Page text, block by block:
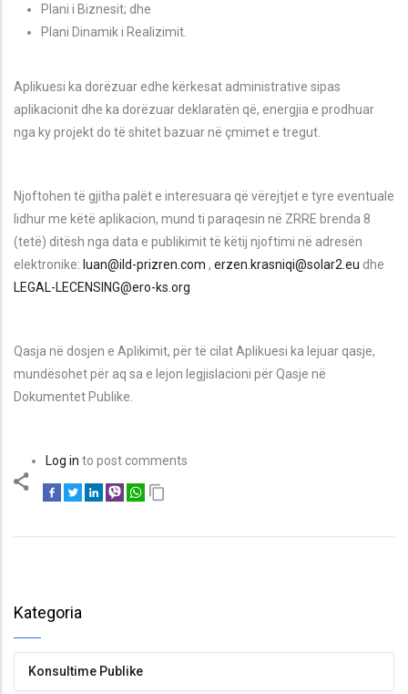
Plani i Biznesit; dhe
Plani Dinamik i Realizimit.
Aplikuesi ka dorëzuar edhe kërkesat administrative sipas
aplikacionit dhe ka dorëzuar deklaratën që, energjia e prodhuar
nga ky projekt do të shitet bazuar në çmimet e tregut.
Njoftohen të gjitha palët e interesuara që vërejtjet e tyre eventuale
lidhur me këtë aplikacion, mund ti paraqesin në ZRRE brenda 8
(tetë) ditësh nga data e publikimit të këtij njoftimi në adresën
elektronike: luan@ild-prizren.com , erzen.krasniqi@solar2.eu dhe
LEGAL-LECENSING@ero-ks.org
Qasja në dosjen e Aplikimit, për të cilat Aplikuesi ka lejuar qasje,
mundësohet për aq sa e lejon legjislacioni për Qasje në
Dokumentet Publike.
Log in to post comments
Kategoria
Konsultime Publike